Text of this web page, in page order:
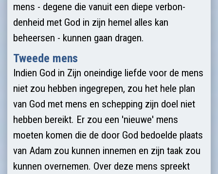
mens - degene die vanuit een diepe verbon­
denheid met God in zijn hemel alles kan
beheersen - kunnen gaan dragen.
Tweede mens
Indien God in Zijn oneindige liefde voor de mens
niet zou hebben ingegre­pen, zou het hele plan
van God met mens en schepping zijn doel niet
hebben bereikt. Er zou een 'nieuwe' mens
moeten komen die de door God bedoelde plaats
van Adam zou kunnen innemen en zijn taak zou
kunnen overnemen. Over deze mens spreekt